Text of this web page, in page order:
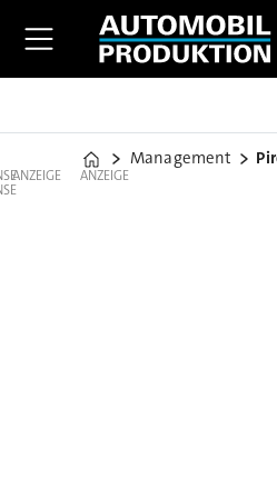
Home
Management
ANZEIGE ANZEIGE